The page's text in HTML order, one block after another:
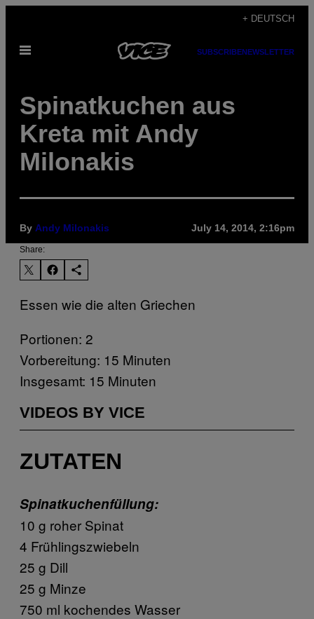
content
+ DEUTSCH
Open
SUBSCRIBENEWSLETTER
Spinatkuchen aus
Kreta mit Andy
Milonakis
By Andy Milonakis July 14, 2014, 2:16pm
Share:
Essen wie die alten Griechen
Portionen: 2
Vorbereitung: 15 Minuten
Insgesamt: 15 Minuten
VIDEOS BY VICE
ZUTATEN
Spinatkuchenfüllung:
10 g roher Spinat
4 Frühlingszwiebeln
25 g Dill
25 g Minze
750 ml kochendes Wasser